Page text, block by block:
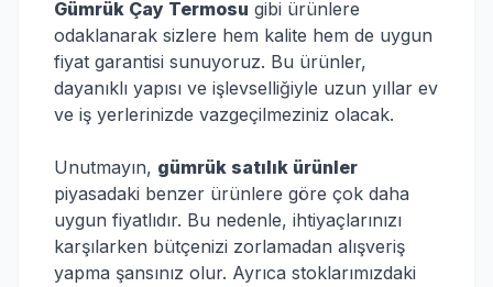
Gümrük Çay Termosu gibi ürünlere
odaklanarak sizlere hem kalite hem de uygun
fiyat garantisi sunuyoruz. Bu ürünler,
dayanıklı yapısı ve işlevselliğiyle uzun yıllar ev
ve iş yerlerinizde vazgeçilmeziniz olacak.
Unutmayın, gümrük satılık ürünler
piyasadaki benzer ürünlere göre çok daha
uygun fiyatlıdır. Bu nedenle, ihtiyaçlarınızı
karşılarken bütçenizi zorlamadan alışveriş
yapma şansınız olur. Ayrıca stoklarımızdaki